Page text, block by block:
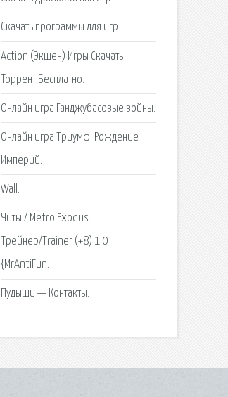
Скачать программы для игр.
Action (Экшен) Игры Скачать
Торрент Бесплатно.
Онлайн игра Ганджубасовые войны.
Онлайн игра Триумф: Рождение
Империй.
Wall.
Читы / Metro Exodus:
Трейнер/Trainer (+8) 1.0
{MrAntiFun.
Пудыши — Контакты.